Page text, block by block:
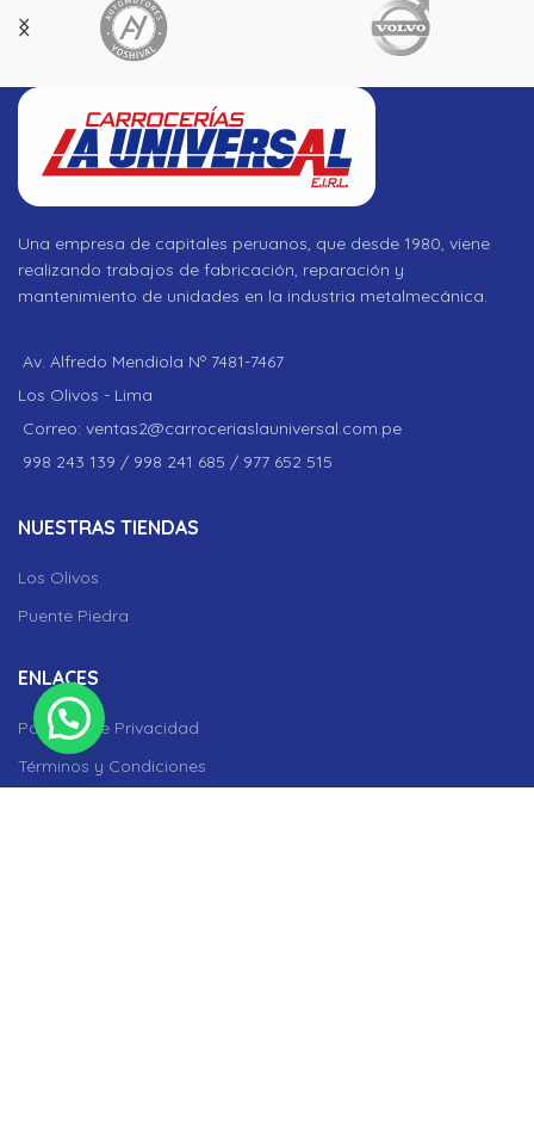
Una empresa de capitales peruanos, que desde 1980, viene
realizando trabajos de fabricación, reparación y
mantenimiento de unidades en la industria metalmecánica.
Av. Alfredo Mendiola Nº 7481-7467
Los Olivos - Lima
Correo: ventas2@carroceriaslauniversal.com.pe
998 243 139 / 998 241 685 / 977 652 515
NUESTRAS TIENDAS
Los Olivos
Puente Piedra
ENLACES
Políticas de Privacidad
Términos y Condiciones